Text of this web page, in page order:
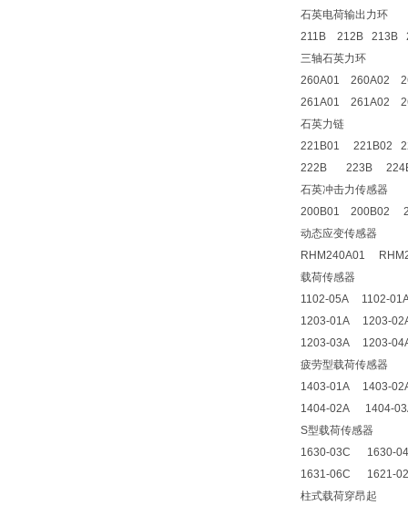
石英电荷输出力环
211B 212B 213B
三轴石英力环
260A01 260A02
261A01 261A02
石英力链
221B01 221B02
222B 223B
石英冲击力传感器
200B01 200B02
动态应变传感器
RHM240A01
载荷传感器
1102-05A 1102-
1203-01A 1203-
1203-03A 1203-
疲劳型载荷传感器
1403-01A 1403-
1404-02A 1404-
S型载荷传感器
1630-03C 1630-
1631-06C 1621-
柱式载荷穿昂起